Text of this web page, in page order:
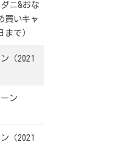
ニ&おな
買いキャ
まで）
（2021
ン
（2021